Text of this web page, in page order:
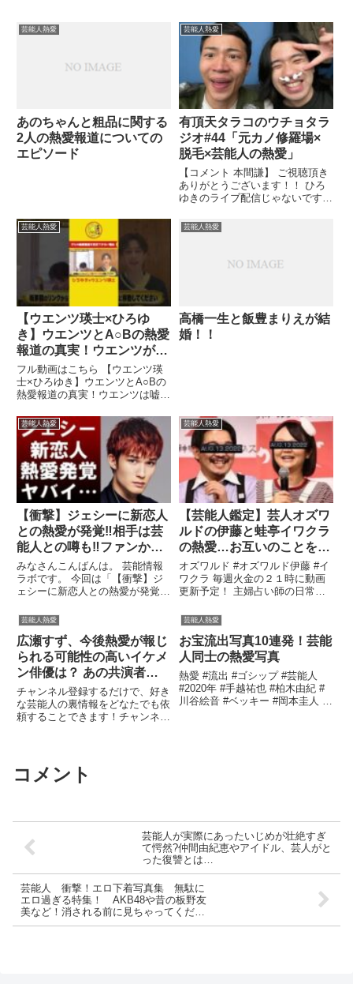
芸能人熱愛
あのちゃんと粗品に関する
2人の熱愛報道についての
エピソード
芸能人熱愛
有頂天タラコのウチョタラ
ジオ#44「元カノ修羅場×
脱毛×芸能人の熱愛」
【コメント 本間謙】 ご視聴頂き
ありがとうございます！！ ひろ
ゆきのライブ配信じゃないです、
...関連ツイート
芸能人熱愛
【ウエンツ瑛士×ひろゆ
き】ウエンツとA○Bの熱愛
報道の真実！ウエンツが語
る 芸能人がガセの熱愛報
道をはっきり否定できない
理由【夜な夜な生配信！ひ
ろゆき❌有名人に質問ゼメ
ナール切り抜き】 #Shorts
フル動画はこちら 【ウエンツ瑛
士×ひろゆき】ウエンツとA○Bの
熱愛報道の真実！ウエンツは嘘が
...関連ツイート
芸能人熱愛
高橋一生と飯豊まりえが結
婚！！
芸能人熱愛
【衝撃】ジェシーに新恋人
との熱愛が発覚‼相手は芸
能人との噂も‼ファンから
は悲痛な声も…
みなさんこんばんは。 芸能情報
ラボです。 今回は「【衝撃】ジ
ェシーに新恋人との熱愛が発覚‼
ら ...関連ツイート
芸能人熱愛
【芸能人鑑定】芸人オズワ
ルドの伊藤と蛙亭イワクラ
の熱愛…お互いのことをど
う思っているのか？結婚は
あるのか？をタロットカー
ドで占ってみました。
オズワルド #オズワルド伊藤 #イ
ワクラ 毎週火金の２１時に動画
更新予定！ 主婦占い師の日常
ろ ...関連ツイート
芸能人熱愛
広瀬すず、今後熱愛が報じ
られる可能性の高いイケメ
ン俳優は？ あの共演者と
急接近中!?【メディア記者
が情報提供】
チャンネル登録するだけで、好き
な芸能人の裏情報をどなたでも依
頼することできます！チャンネル
芸能人熱愛
お宝流出写真10連発！芸能
人同士の熱愛写真
熱愛 #流出 #ゴシップ #芸能人
#2020年 #手越祐也 #柏木由紀 #
川谷絵音 #ベッキー #岡本圭人 #
コメント
芸能人が実際にあったいじめが壮絶すぎ
て愕然?仲間由紀恵やアイドル、芸人がと
った復讐とは…
芸能人 衝撃！エロ下着写真集 無駄に
エロ過ぎる特集！ AKB48や昔の板野友
美など！消される前に見ちゃってくださ
い。エロ過ぎるので注意してください。